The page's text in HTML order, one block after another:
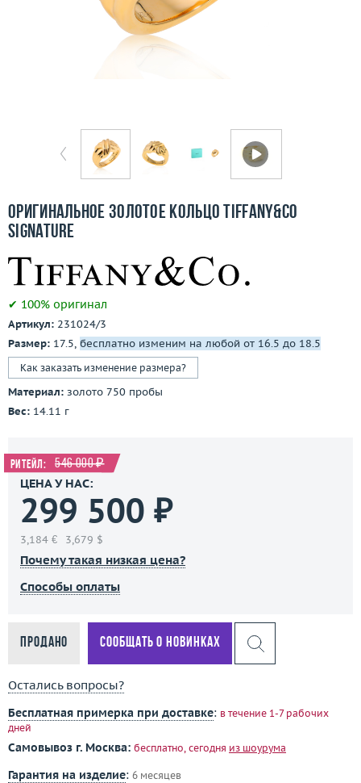
Бесплатная доставка
Покупка и оплата
Контакты
Оригинальное золотое кольцо Tiffany&Co
Signature
✔ 100% оригинал
Артикул: 231024/3
Размер: 17.5, бесплатно изменим на любой от 16.5 до 18.5
Как заказать изменение размера?
Материал: золото 750 пробы
Вес: 14.11 г
Ритейл: 546 000 ₽
ЦЕНА У НАС:
299 500 ₽
3,184 € 3,679 $
Почему такая низкая цена?
Способы оплаты
Продано Сообщать о новинках
Остались вопросы?
Бесплатная примерка при доставке: в течение 1-7 рабочих
дней
Самовывоз г. Москва: бесплатно, сегодня из шоурума
Гарантия на изделие: 6 месяцев